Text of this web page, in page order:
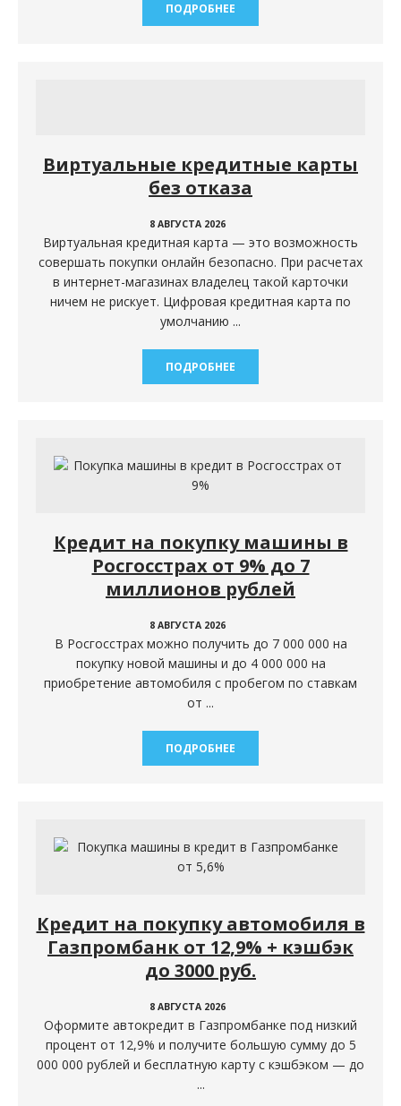
ПОДРОБНЕЕ
Виртуальные кредитные карты
без отказа
8 АВГУСТА 2026
Виртуальная кредитная карта — это возможность
совершать покупки онлайн безопасно. При расчетах
в интернет-магазинах владелец такой карточки
ничем не рискует. Цифровая кредитная карта по
умолчанию ...
ПОДРОБНЕЕ
Кредит на покупку машины в
Росгосстрах от 9% до 7
миллионов рублей
8 АВГУСТА 2026
В Росгосстрах можно получить до 7 000 000 на
покупку новой машины и до 4 000 000 на
приобретение автомобиля с пробегом по ставкам
от ...
ПОДРОБНЕЕ
Кредит на покупку автомобиля в
Газпромбанк от 12,9% + кэшбэк
до 3000 руб.
8 АВГУСТА 2026
Оформите автокредит в Газпромбанке под низкий
процент от 12,9% и получите большую сумму до 5
000 000 рублей и бесплатную карту с кэшбэком — до
...